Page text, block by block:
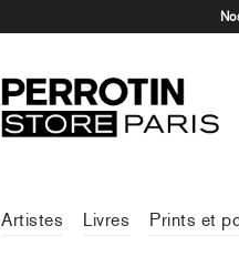
Artistes Livres Prints et